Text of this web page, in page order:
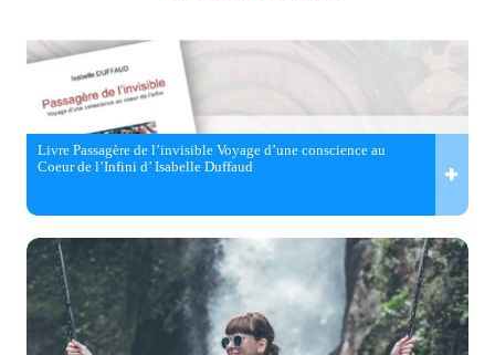
Livre Passagère de l’invisible Voyage d’une conscience au
Coeur de l’Infini d’ Isabelle Duffaud